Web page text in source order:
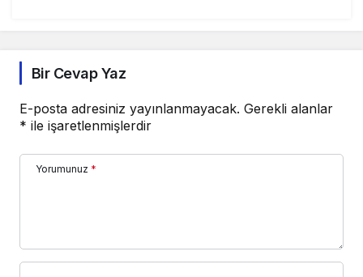
Bir Cevap Yaz
E-posta adresiniz yayınlanmayacak. Gerekli alanlar
* ile işaretlenmişlerdir
Yorumunuz *